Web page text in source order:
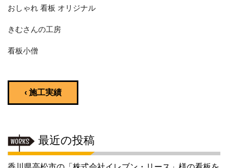
おしゃれ 看板 オリジナル
きむさんの工房
看板小僧
‹ 施工実績
最近の投稿